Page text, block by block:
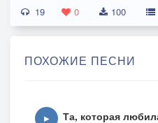
Всё мираж в пустом
Разума туман,
Волнами дурман.
Поглощая даль,
19 0 100
ПОХОЖИЕ ПЕСНИ
▶ Та, которая